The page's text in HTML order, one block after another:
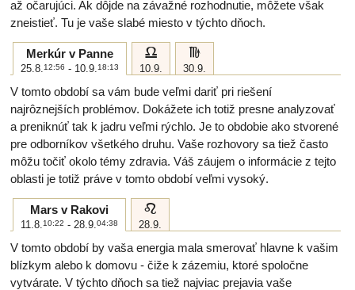
až očarujúci. Ak dôjde na závažné rozhodnutie, môžete však
zneistieť. Tu je vaše slabé miesto v týchto dňoch.
Merkúr v Panne
25.8.12:56 - 10.9.18:13
g
10.9.
h
30.9.
V tomto období sa vám bude veľmi dariť pri riešení
najrôznejších problémov. Dokážete ich totiž presne analyzovať
a preniknúť tak k jadru veľmi rýchlo. Je to obdobie ako stvorené
pre odborníkov všetkého druhu. Vaše rozhovory sa tiež často
môžu točiť okolo témy zdravia. Váš záujem o informácie z tejto
oblasti je totiž práve v tomto období veľmi vysoký.
Mars v Rakovi
11.8.10:22 - 28.9.04:38
e
28.9.
V tomto období by vaša energia mala smerovať hlavne k vašim
blízkym alebo k domovu - čiže k zázemiu, ktoré spoločne
vytvárate. V týchto dňoch sa tiež najviac prejavia vaše